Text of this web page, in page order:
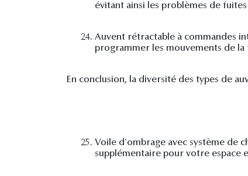
évitant ainsi les problèmes de
24. Auvent rétractable à commandes
programmer les mouvements de
En conclusion, la diversité des types de
25. Voile d'ombrage avec système de
supplémentaire pour votre espace